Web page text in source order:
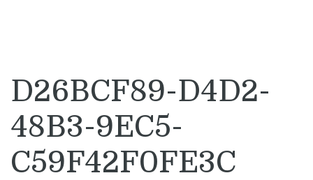
D26BCF89-D4D2-
48B3-9EC5-
C59F42F0FE3C